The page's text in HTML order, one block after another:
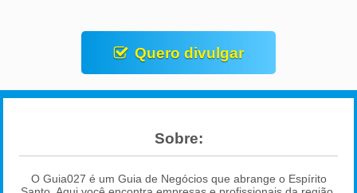
Quero divulgar
Sobre:
O Guia027 é um Guia de Negócios que abrange o Espírito